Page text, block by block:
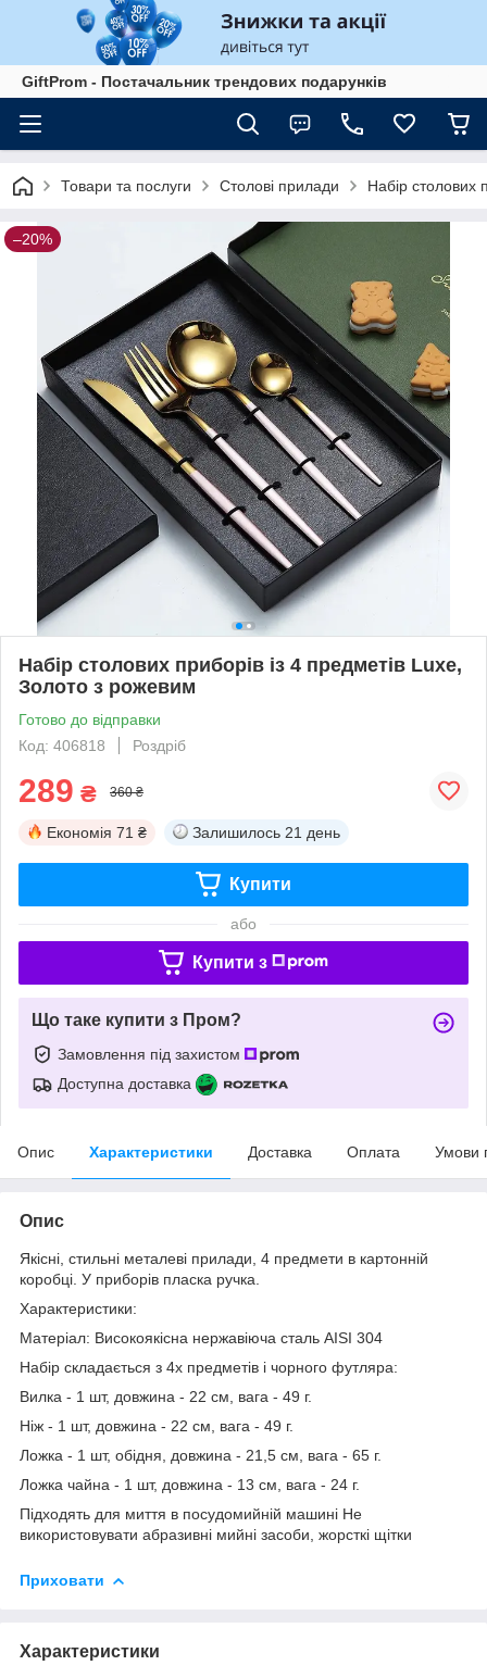
GiftProm - Постачальник трендових подарунків
Товари та послуги Столові прилади Набір столових
–20%
Набір столових приборів із 4 предметів Luxe,
Золото з рожевим
Готово до відправки
Код: 406818
Роздріб
289 ₴ 360 ₴
Економія 71 ₴ Залишилось 21 день
Купити
або
Купити з
Що таке купити з Пром?
Замовлення під захистом
Доступна доставка
Опис Характеристики Доставка Оплата Умови
Опис
Якісні, стильні металеві прилади, 4 предмети в картонній
коробці. У приборів пласка ручка.
Характеристики:
Матеріал: Високоякісна нержавіюча сталь AISI 304
Набір складається з 4х предметів і чорного футляра:
Вилка - 1 шт, довжина - 22 см, вага - 49 г.
Ніж - 1 шт, довжина - 22 см, вага - 49 г.
Ложка - 1 шт, обідня, довжина - 21,5 см, вага - 65 г.
Ложка чайна - 1 шт, довжина - 13 см, вага - 24 г.
Підходять для миття в посудомийній машині Не
використовувати абразивні мийні засоби, жорсткі щітки
Приховати
Характеристики